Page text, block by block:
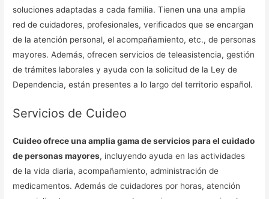
soluciones adaptadas a cada familia. Tienen una una amplia
red de cuidadores, profesionales, verificados que se encargan
de la atención personal, el acompañamiento, etc., de personas
mayores. Además, ofrecen servicios de teleasistencia, gestión
de trámites laborales y ayuda con la solicitud de la Ley de
Dependencia, están presentes a lo largo del territorio español.
Servicios de Cuideo
Cuideo ofrece una amplia gama de servicios para el cuidado
de personas mayores, incluyendo ayuda en las actividades
de la vida diaria, acompañamiento, administración de
medicamentos. Además de cuidadores por horas, atención